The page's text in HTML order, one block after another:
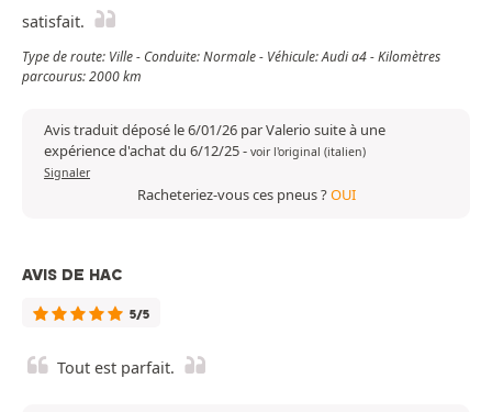
satisfait.
Type de route: Ville - Conduite: Normale - Véhicule: Audi a4 - Kilomètres
parcourus: 2000 km
Avis traduit déposé le 6/01/26 par Valerio suite à une
expérience d'achat du 6/12/25- voir l'original (italien)
Signaler
Racheteriez-vous ces pneus ?OUI
AVIS DE HAC
5/5
Tout est parfait.